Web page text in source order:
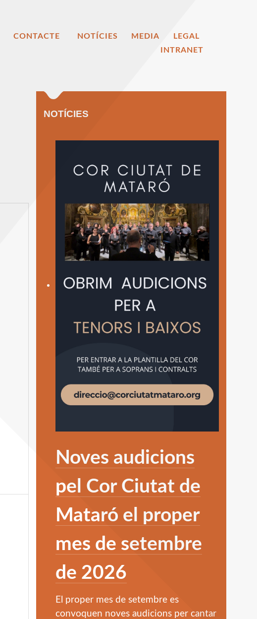
CONTACTE NOTÍCIES MEDIA
LEGAL
INTRANET
NOTÍCIES
Noves audicions
pel Cor Ciutat de
Mataró el proper
mes de setembre
de 2026
El proper mes de setembre es
convoquen noves audicions per cantar